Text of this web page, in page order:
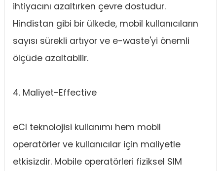
ihtiyacını azaltırken çevre dostudur.
Hindistan gibi bir ülkede, mobil kullanıcıların
sayısı sürekli artıyor ve e-waste'yi önemli
ölçüde azaltabilir.
4. Maliyet-Effective
eCI teknolojisi kullanımı hem mobil
operatörler ve kullanıcılar için maliyetle
etkisizdir. Mobile operatörleri fiziksel SIM